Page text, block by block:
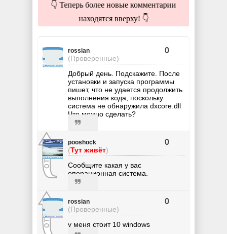
👇 Теперь более новые комментарии
находятся вверху! 👇
rossian
(Проверенные)
0
Добрый день. Подскажите. После
установки и запуска программы
пишет, что не удается продолжить
выполнения кода, поскольку
система не обнаружила dxcore.dll
Что можно сделать?
pooshock
(Тут живёт)
0
Сообщите какая у вас
операционная система.
rossian
(Проверенные)
0
у меня стоит 10 windows